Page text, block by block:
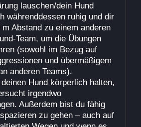
lauschen/dein Hund
währenddessen ruhig und dir
m Abstand zu einem anderen
Team, um die Übungen
(sowohl im Bezug auf
und übermäßigem
anderen Teams).
Hund körperlich halten,
irgendwo
Außerdem bist du fähig
zu gehen – auch auf